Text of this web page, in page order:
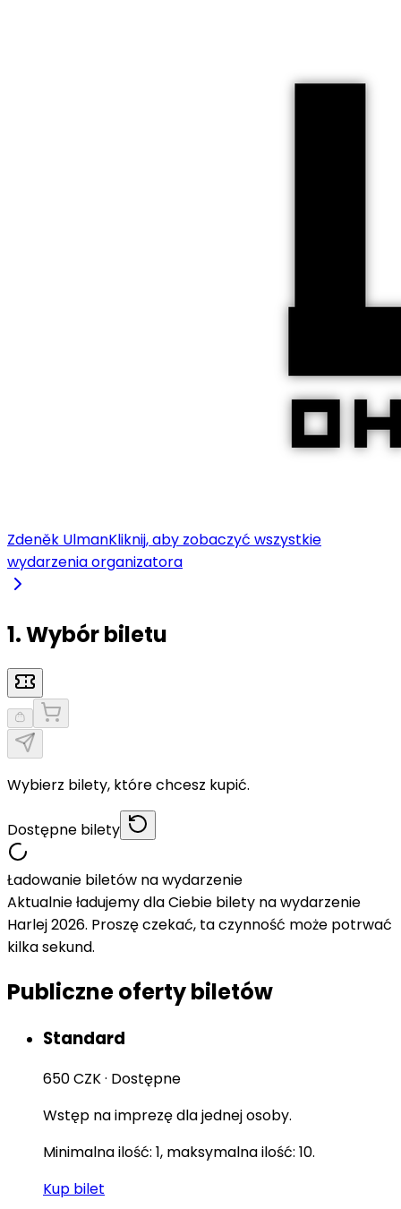
Zdeněk UlmanKliknij, aby zobaczyć wszystkie
wydarzenia organizatora
1. Wybór biletu
Wybierz bilety, które chcesz kupić.
Dostępne bilety
Ładowanie biletów na wydarzenie
Aktualnie ładujemy dla Ciebie bilety na wydarzenie
Harlej 2026. Proszę czekać, ta czynność może potrwać
kilka sekund.
Publiczne oferty biletów
Standard
650 CZK· Dostępne
Wstęp na imprezę dla jednej osoby.
Minimalna ilość: 1, maksymalna ilość: 10.
Kup bilet